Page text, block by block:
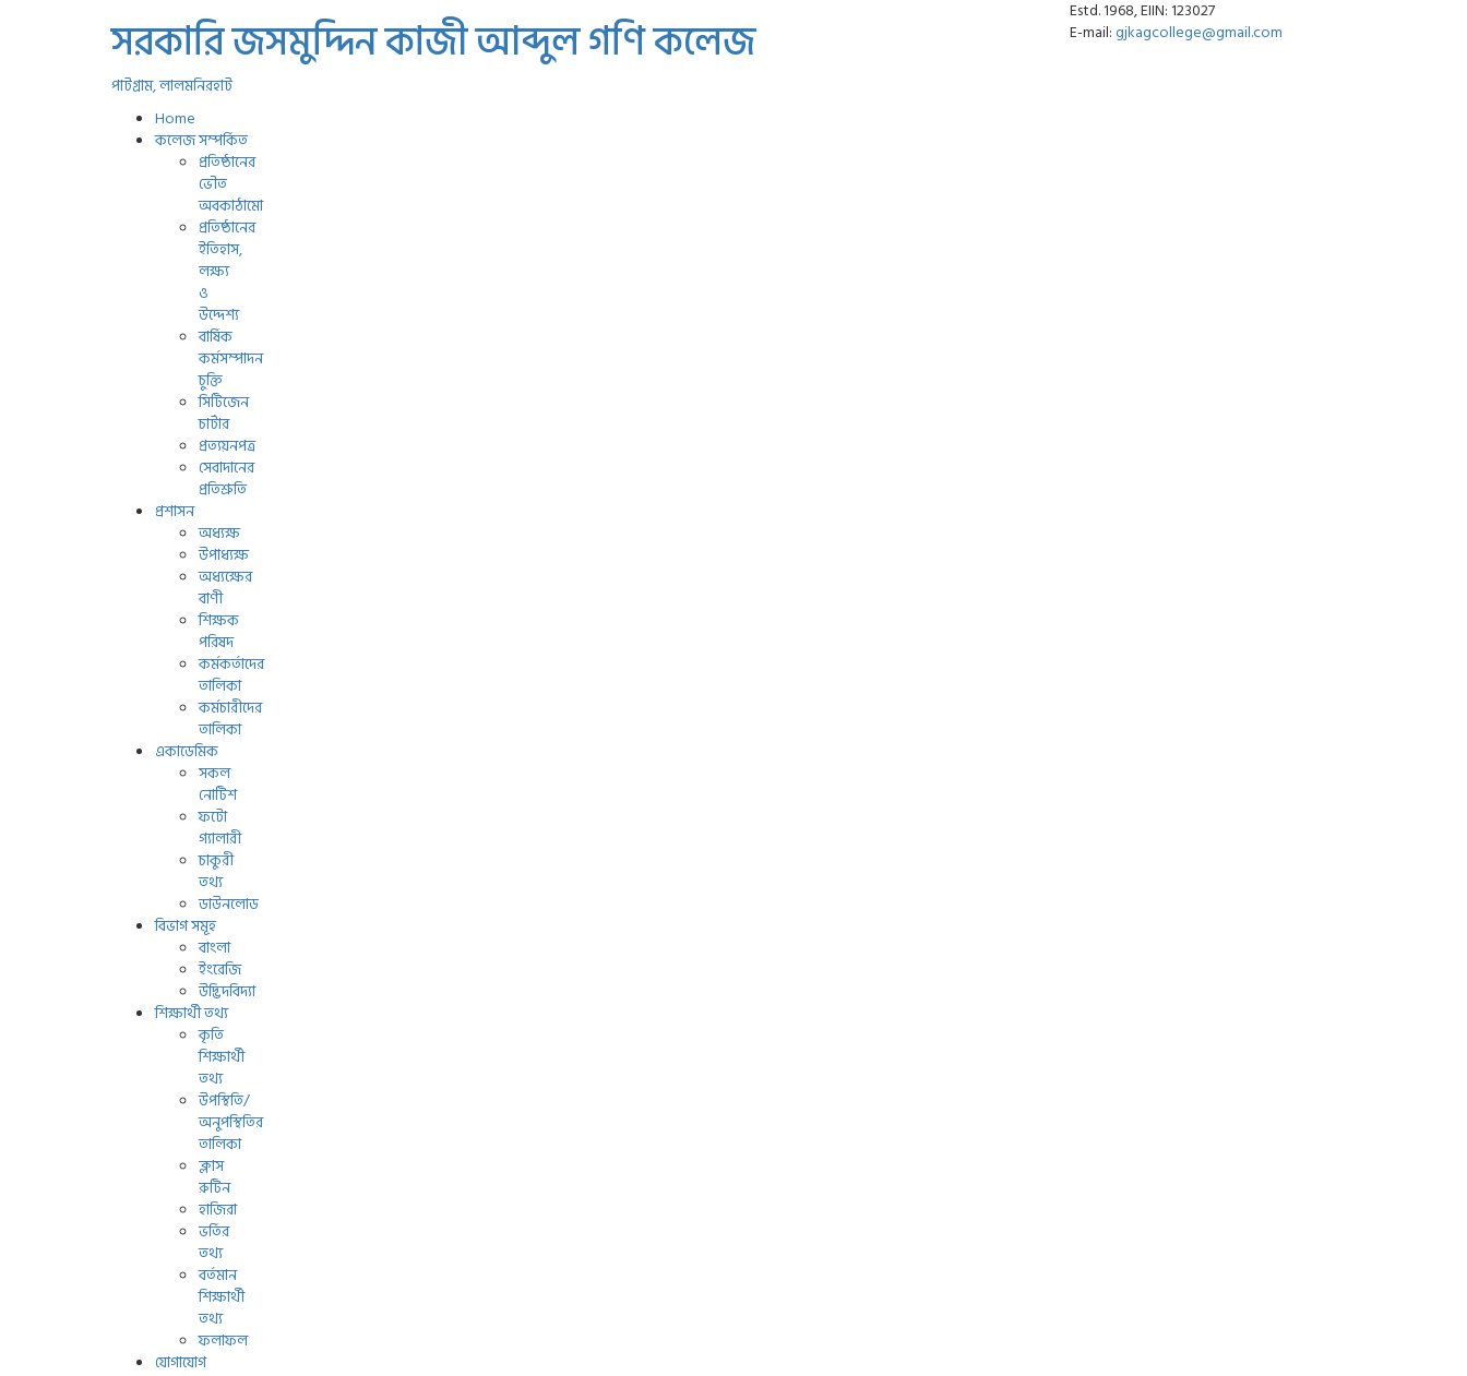
সরকারি জসমুদ্দিন কাজী আব্দুল গণি কলেজ
পাটগ্রাম, লালমনিরহাট
Estd. 1968, EIIN: 123027
E-mail:gjkagcollege@gmail.com
Home
কলেজ সম্পর্কিত
প্রতিষ্ঠানের
ভৌত
অবকাঠামো
প্রতিষ্ঠানের
ইতিহাস,
লক্ষ্য
ও
উদ্দেশ্য
বার্ষিক
কর্মসম্পাদন
চুক্তি
সিটিজেন
চার্টার
প্রত্যয়নপত্র
সেবাদানের
প্রতিশ্রুতি
প্রশাসন
অধ্যক্ষ
উপাধ্যক্ষ
অধ্যক্ষের
বাণী
শিক্ষক
পরিষদ
কর্মকর্তাদের
তালিকা
কর্মচারীদের
তালিকা
একাডেমিক
সকল
নোটিশ
ফটো
গ্যালারী
চাকুরী
তথ্য
ডাউনলোড
বিভাগ সমূহ
বাংলা
ইংরেজি
উদ্ভিদবিদ্যা
শিক্ষার্থী তথ্য
কৃতি
শিক্ষার্থী
তথ্য
উপস্থিতি/
অনুপস্থিতির
তালিকা
ক্লাস
রুটিন
হাজিরা
ভর্তির
তথ্য
বর্তমান
শিক্ষার্থী
তথ্য
ফলাফল
যোগাযোগ